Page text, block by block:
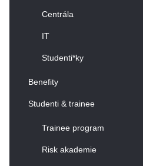
Centrála
IT
Studenti*ky
Benefity
Studenti & trainee
Trainee program
Risk akademie